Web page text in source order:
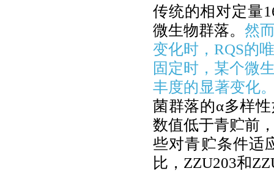
传统的相对定量
微生物群落。 然
变化时，RQS的
固定时，某个微
丰度的显著变化
菌群落的α多样
数值低于青贮前
些对青贮条件适
比， ZZU203和